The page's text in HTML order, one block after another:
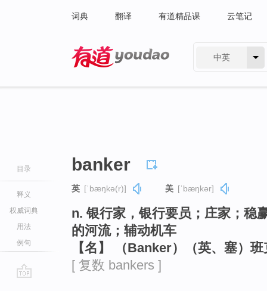
词典 翻译 有道精品课 云笔记
中英
目录
释义
权威词典
用法
例句
banker
英 [ˈbæŋkə(r)] 美 [ˈbæŋkər]
n. 银行家，银行要员；庄家；稳
的河流；辅动机车
【名】 （Banker）（英、塞）
[ 复数 bankers ]